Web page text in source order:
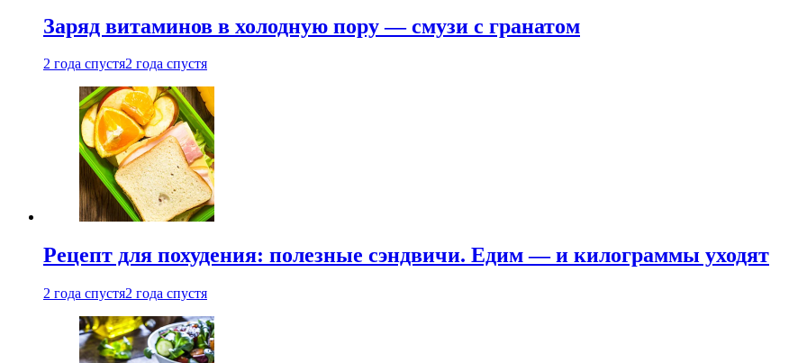
Заряд витаминов в холодную пору — смузи с гранатом
2 года спустя2 года спустя
Рецепт для похудения: полезные сэндвичи. Едим — и килограммы уходят
2 года спустя2 года спустя